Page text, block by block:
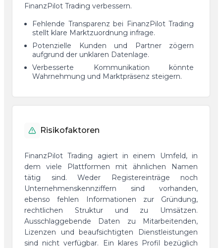
FinanzPilot Trading verbessern.
Fehlende Transparenz bei FinanzPilot Trading
stellt klare Marktzuordnung infrage.
Potenzielle Kunden und Partner zögern
aufgrund der unklaren Datenlage.
Verbesserte Kommunikation könnte
Wahrnehmung und Marktpräsenz steigern.
Risikofaktoren
FinanzPilot Trading agiert in einem Umfeld, in
dem viele Plattformen mit ähnlichen Namen
tätig sind. Weder Registereinträge noch
Unternehmenskennziffern sind vorhanden,
ebenso fehlen Informationen zur Gründung,
rechtlichen Struktur und zu Umsätzen.
Ausschlaggebende Daten zu Mitarbeitenden,
Lizenzen und beaufsichtigten Dienstleistungen
sind nicht verfügbar. Ein klares Profil bezüglich